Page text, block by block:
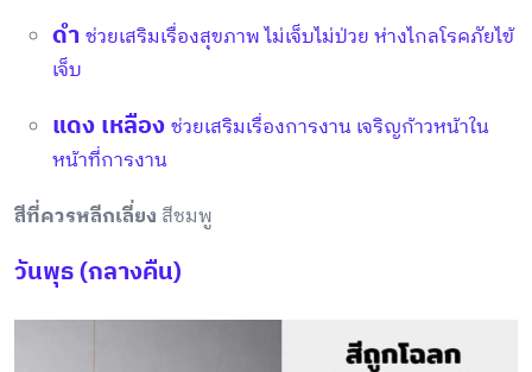
ดำช่วยเสริมเรื่องสุขภาพ ไม่เจ็บไม่ป่วย ห่างไกลโรคภัยไข้
เจ็บ
แดง เหลืองช่วยเสริมเรื่องการงาน เจริญก้าวหน้าใน
หน้าที่การงาน
สีที่ควรหลีกเลี่ยง สีชมพู
วันพุธ (กลางคืน)